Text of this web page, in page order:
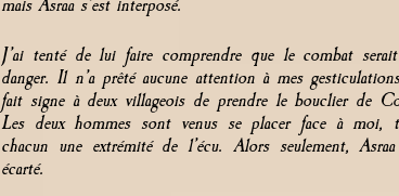
J’ai tenté de lui faire comprendre que le combat
danger. Il n’a prêté aucune attention à mes
fait signe à deux villageois de prendre le bouclier de
Les deux hommes sont venus se placer face à moi,
chacun une extrémité de l’écu. Alors seulement, Asraa
écarté.